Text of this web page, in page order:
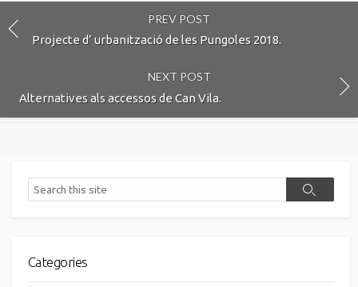
PREV POST
Projecte d’ urbanització de les Pungoles 2018.
NEXT POST
Alternatives als accessos de Can Vila.
Search
Search
Categories